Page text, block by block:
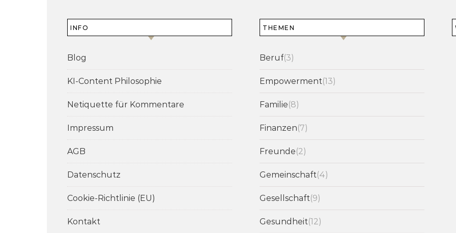
INFO
Blog
KI-Content Philosophie
Netiquette für Kommentare
Impressum
AGB
Datenschutz
Cookie-Richtlinie (EU)
Kontakt
THEMEN
Beruf(3)
Empowerment(13)
Familie(8)
Finanzen(7)
Freunde(2)
Gemeinschaft(4)
Gesellschaft(9)
Gesundheit(12)